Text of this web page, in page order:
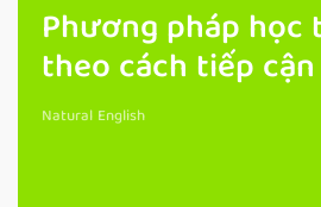
Phương pháp học
theo cách tiếp
Natural English